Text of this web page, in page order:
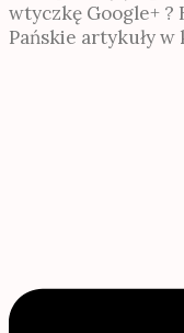
wtyczkę Google+ ?
Pańskie artykuły